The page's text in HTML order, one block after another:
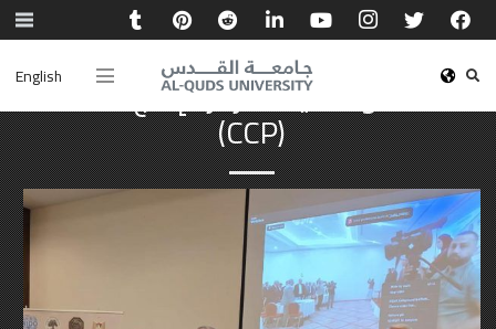
Englishأنشطة وفعاليات مركز الإنتاج الأنظف
(CCP)